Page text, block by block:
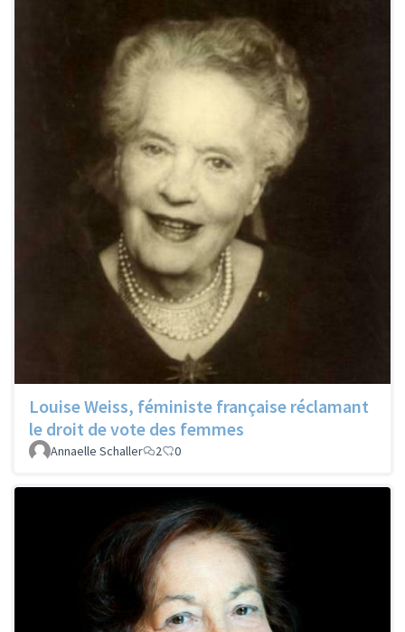
Louise Weiss, féministe française réclamant
le droit de vote des femmes
Annaelle Schaller 2 0